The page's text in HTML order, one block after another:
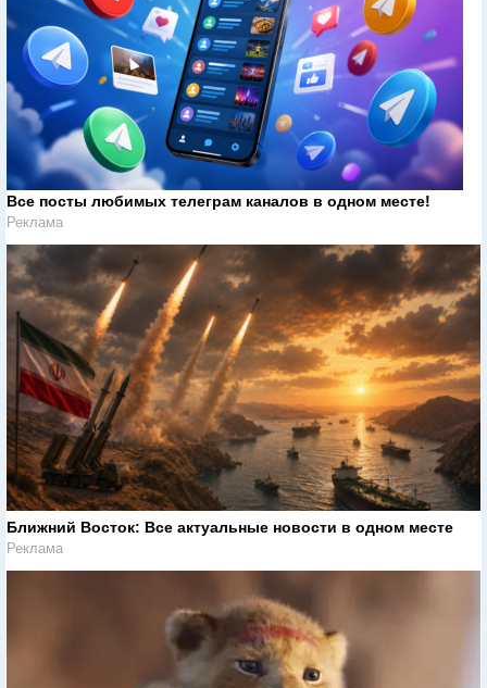
Все посты любимых телеграм каналов в одном месте!
Реклама
Ближний Восток: Все актуальные новости в одном месте
Реклама